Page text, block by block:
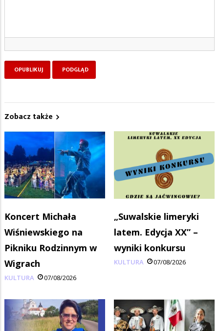
Zobacz także
Koncert Michała
Wiśniewskiego na
Pikniku Rodzinnym w
Wigrach
KULTURA 07/08/2026
„Suwalskie limeryki
latem. Edycja XX” –
wyniki konkursu
KULTURA 07/08/2026